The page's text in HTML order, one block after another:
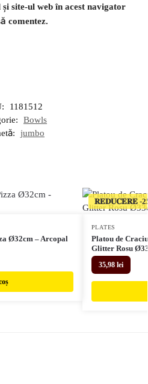
site-ul web în acest navigator
comentez.
1181512
Bowls
jumbo
Ø32cm – Arcopal
𝐑𝐄𝐃𝐔𝐂𝐄𝐑𝐄
PLATES
Platou de
Glitter Rosu
35,98 lei